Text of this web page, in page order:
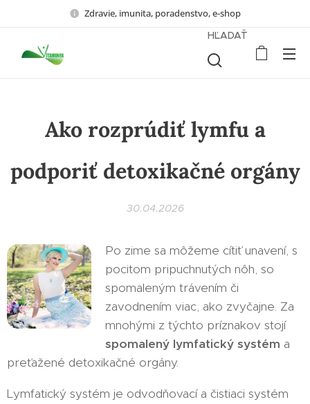
Zdravie, imunita, poradenstvo, e-shop
HĽADAŤ
Ako rozprúdiť lymfu a
podporiť detoxikačné orgány
30.04.2026
Po zime sa môžeme cítiť unavení, s
pocitom pripuchnutých nôh, so
spomaleným trávením či
zavodnením viac, ako zvyčajne. Za
mnohými z týchto príznakov stojí
spomalený lymfatický systém a
preťažené detoxikačné orgány.
Lymfatický systém je odvodňovací a čistiaci systém